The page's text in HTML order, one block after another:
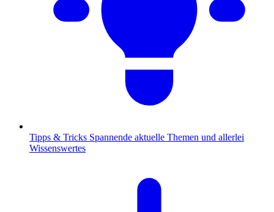
Tipps & Tricks Spannende aktuelle Themen und allerlei
Wissenswertes